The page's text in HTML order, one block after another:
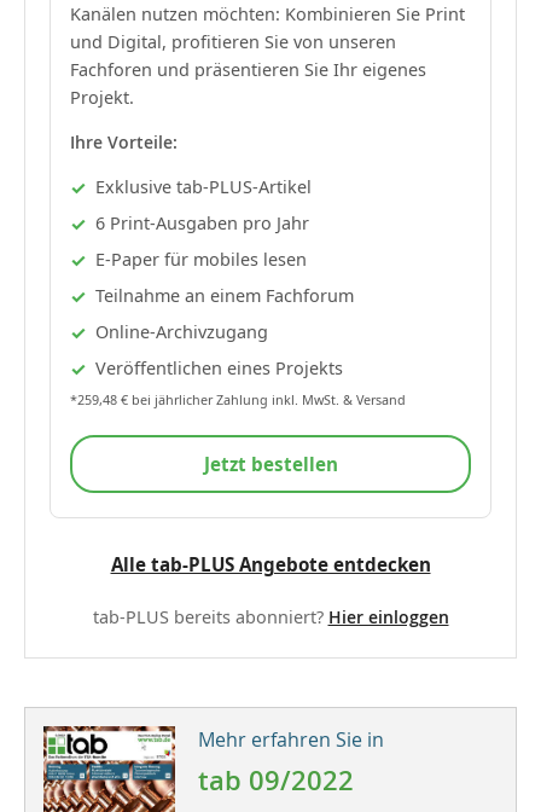
Kanälen nutzen möchten: Kombinieren Sie Print
und Digital, profitieren Sie von unseren
Fachforen und präsentieren Sie Ihr eigenes
Projekt.
Ihre Vorteile:
Exklusive tab-PLUS-Artikel
6 Print-Ausgaben pro Jahr
E-Paper für mobiles lesen
Teilnahme an einem Fachforum
Online-Archivzugang
Veröffentlichen eines Projekts
*259,48 € bei jährlicher Zahlung inkl. MwSt. & Versand
Jetzt bestellen
Alle tab-PLUS Angebote entdecken
tab-PLUS bereits abonniert? Hier einloggen
Mehr erfahren Sie in
tab 09/2022